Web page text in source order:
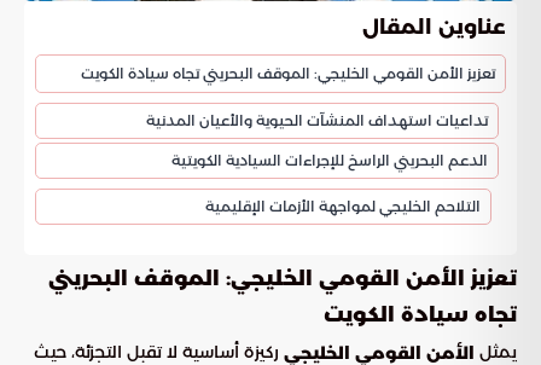
عناوين المقال
تعزيز الأمن القومي الخليجي: الموقف البحريني تجاه سيادة الكويت
تداعيات استهداف المنشآت الحيوية والأعيان المدنية
الدعم البحريني الراسخ للإجراءات السيادية الكويتية
التلاحم الخليجي لمواجهة الأزمات الإقليمية
تعزيز الأمن القومي الخليجي: الموقف البحريني
تجاه سيادة الكويت
يمثل الأمن القومي الخليجي ركيزة أساسية لا تقبل التجزئة، حيث